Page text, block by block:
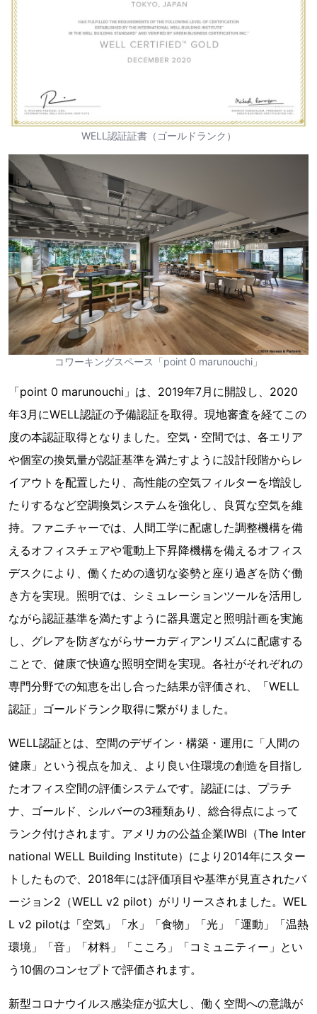
WELL認証証書（ゴールドランク）
コワーキングスペース「point 0 marunouchi」
「point 0 marunouchi」は、2019年7月に開設し、2020
年3月にWELL認証の予備認証を取得。現地審査を経てこの
度の本認証取得となりました。空気・空間では、各エリア
や個室の換気量が認証基準を満たすように設計段階からレ
イアウトを配置したり、高性能の空気フィルターを増設し
たりするなど空調換気システムを強化し、良質な空気を維
持。ファニチャーでは、人間工学に配慮した調整機構を備
えるオフィスチェアや電動上下昇降機構を備えるオフィス
デスクにより、働くための適切な姿勢と座り過ぎを防ぐ働
き方を実現。照明では、シミュレーションツールを活用し
ながら認証基準を満たすように器具選定と照明計画を実施
し、グレアを防ぎながらサーカディアンリズムに配慮する
ことで、健康で快適な照明空間を実現。各社がそれぞれの
専門分野での知恵を出し合った結果が評価され、「WELL
認証」ゴールドランク取得に繋がりました。
WELL認証とは、空間のデザイン・構築・運用に「人間の
健康」という視点を加え、より良い住環境の創造を目指し
たオフィス空間の評価システムです。認証には、プラチ
ナ、ゴールド、シルバーの3種類あり、総合得点によって
ランク付けされます。アメリカの公益企業IWBI（The Inter
national WELL Building Institute）により2014年にスター
トしたもので、2018年には評価項目や基準が見直されたバ
ージョン2（WELL v2 pilot）がリリースされました。WEL
L v2 pilotは「空気」「水」「食物」「光」「運動」「温熱
環境」「音」「材料」「こころ」「コミュニティー」とい
う10個のコンセプトで評価されます。
新型コロナウイルス感染症が拡大し、働く空間への意識が